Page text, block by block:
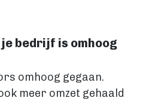
je bedrijf is omhoog
omhoog gegaan.
meer omzet gehaald